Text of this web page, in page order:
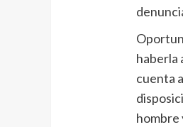
haberla
cuenta
hombre